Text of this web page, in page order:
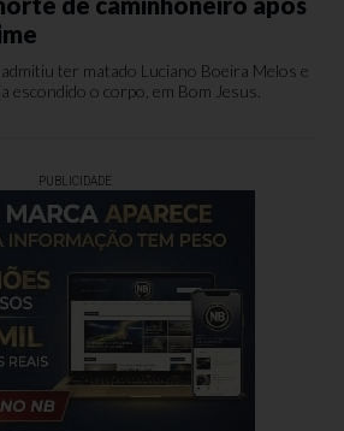
ter matado Luciano Boeira Melos e
escondido o corpo, em Bom Jesus.
PUBLICIDADE